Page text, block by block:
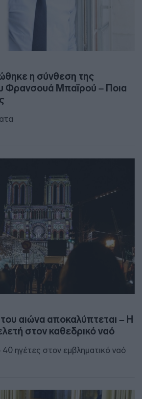
η σύνθεση της
Φρανσουά Μπαϊρού – Ποια
αιώνα αποκαλύπτεται – H
στον καθεδρικό ναό
ηγέτες στον εμβληματικό ναό